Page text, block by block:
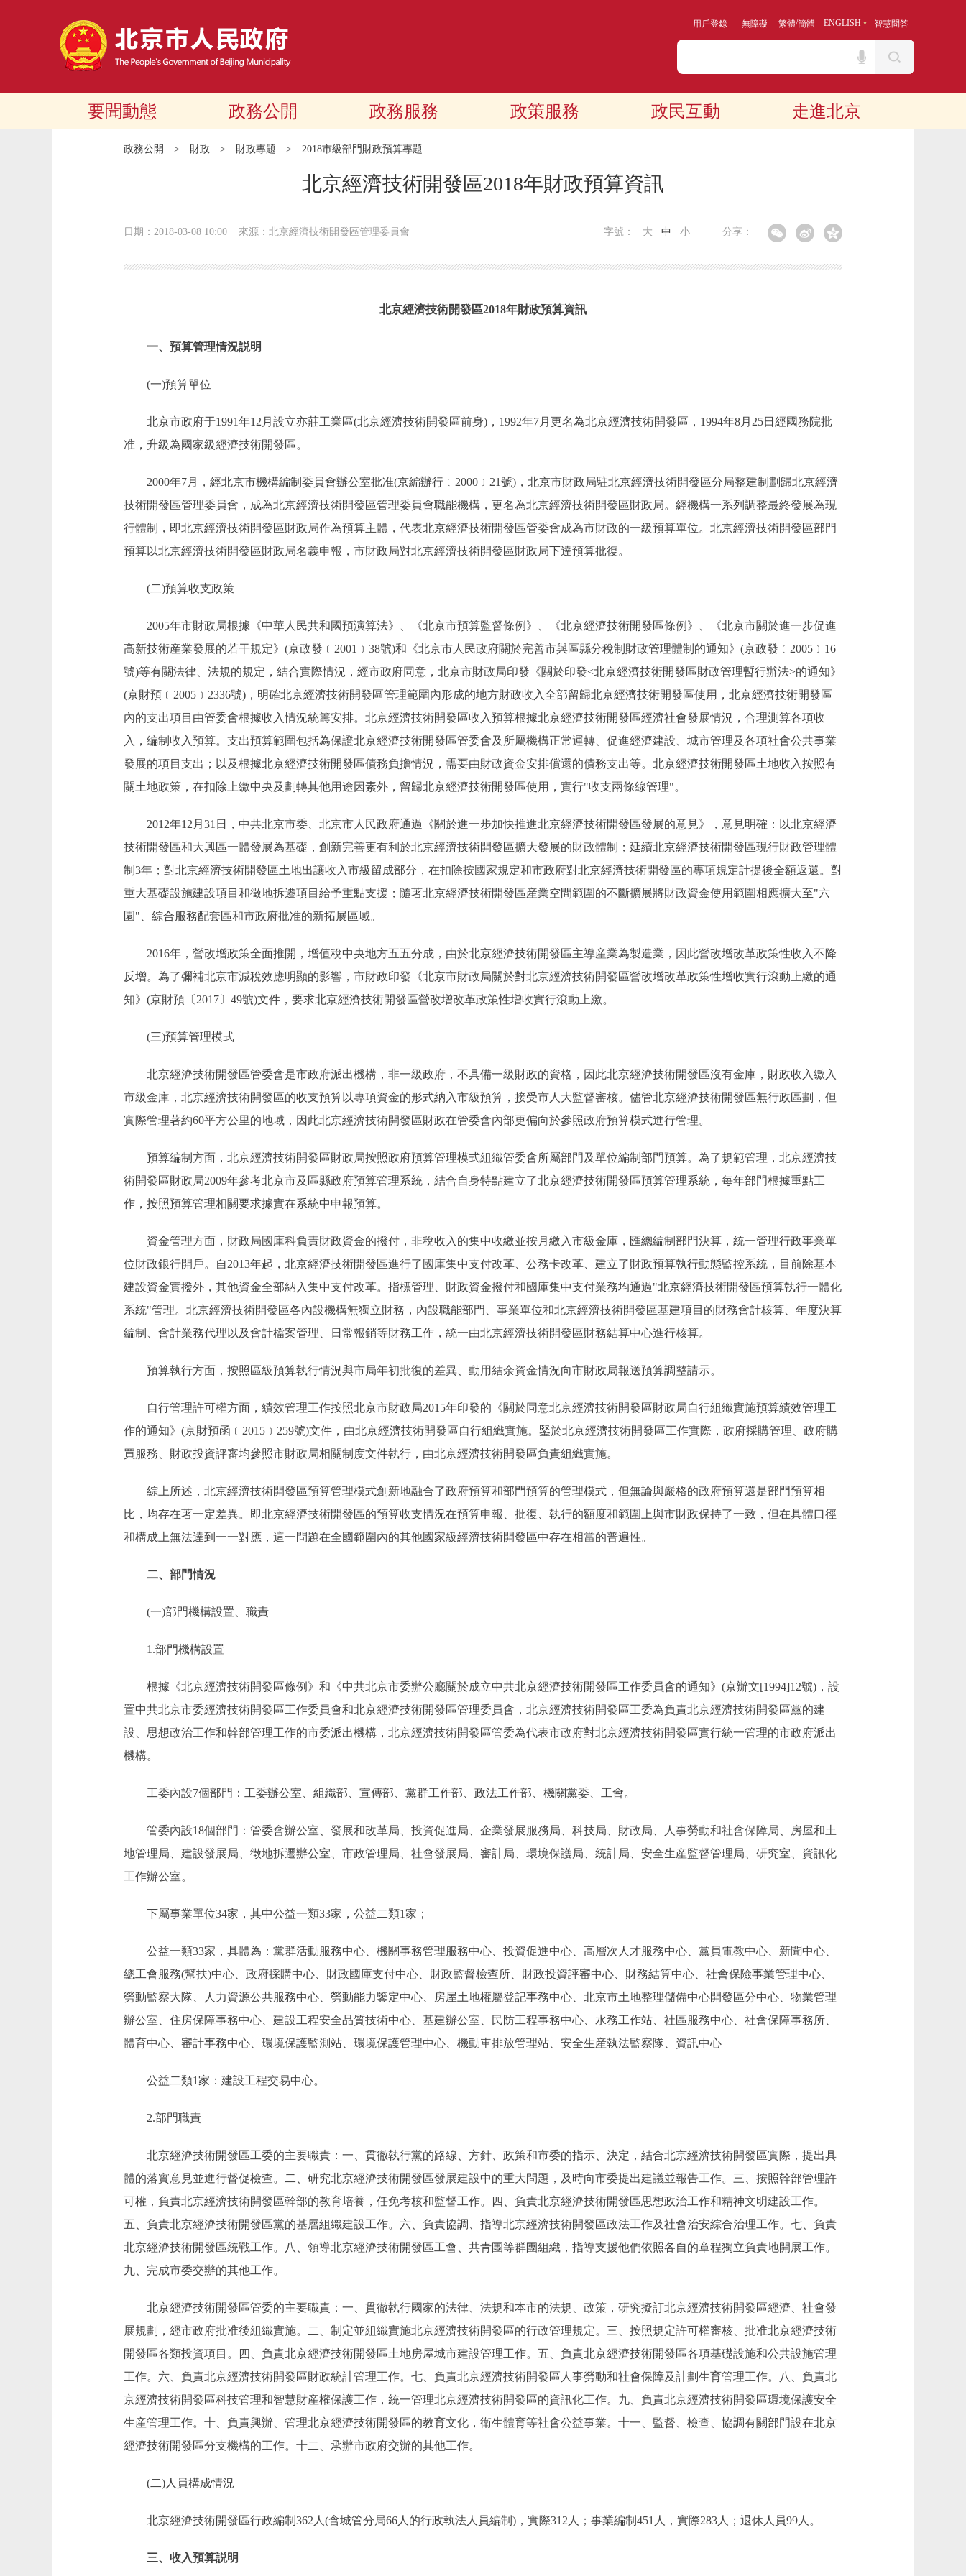
用戶登錄 無障礙 繁體/簡體 ENGLISH 智慧問答
要聞動態 政務公開 政務服務 政策服務 政民互動 走進北京
政務公開 > 財政 > 財政專題 > 2018市級部門財政預算專題
北京經濟技術開發區2018年財政預算資訊
日期：2018-03-08 10:00 來源：北京經濟技術開發區管理委員會 分享：
字號： 大 中 小
北京經濟技術開發區2018年財政預算資訊
一、預算管理情況説明
(一)預算單位
北京市政府于1991年12月設立亦莊工業區(北京經濟技術開發區前身)，1992年7月更名為北京經濟技術開發區，1994年8月25日經國務院批
准，升級為國家級經濟技術開發區。
2000年7月，經北京市機構編制委員會辦公室批准(京編辦行﹝2000﹞21號)，北京市財政局駐北京經濟技術開發區分局整建制劃歸北京經濟
技術開發區管理委員會，成為北京經濟技術開發區管理委員會職能機構，更名為北京經濟技術開發區財政局。經機構一系列調整最終發展為現
行體制，即北京經濟技術開發區財政局作為預算主體，代表北京經濟技術開發區管委會成為市財政的一級預算單位。北京經濟技術開發區部門
預算以北京經濟技術開發區財政局名義申報，市財政局對北京經濟技術開發區財政局下達預算批復。
(二)預算收支政策
2005年市財政局根據《中華人民共和國預演算法》、《北京市預算監督條例》、《北京經濟技術開發區條例》、《北京市關於進一步促進
高新技術産業發展的若干規定》(京政發﹝2001﹞38號)和《北京市人民政府關於完善市與區縣分稅制財政管理體制的通知》(京政發﹝2005﹞16
號)等有關法律、法規的規定，結合實際情況，經市政府同意，北京市財政局印發《關於印發<北京經濟技術開發區財政管理暫行辦法>的通知》
(京財預﹝2005﹞2336號)，明確北京經濟技術開發區管理範圍內形成的地方財政收入全部留歸北京經濟技術開發區使用，北京經濟技術開發區
內的支出項目由管委會根據收入情況統籌安排。北京經濟技術開發區收入預算根據北京經濟技術開發區經濟社會發展情況，合理測算各項收
入，編制收入預算。支出預算範圍包括為保證北京經濟技術開發區管委會及所屬機構正常運轉、促進經濟建設、城市管理及各項社會公共事業
發展的項目支出；以及根據北京經濟技術開發區債務負擔情況，需要由財政資金安排償還的債務支出等。北京經濟技術開發區土地收入按照有
關土地政策，在扣除上繳中央及劃轉其他用途因素外，留歸北京經濟技術開發區使用，實行"收支兩條線管理"。
2012年12月31日，中共北京市委、北京市人民政府通過《關於進一步加快推進北京經濟技術開發區發展的意見》，意見明確：以北京經濟
技術開發區和大興區一體發展為基礎，創新完善更有利於北京經濟技術開發區擴大發展的財政體制；延續北京經濟技術開發區現行財政管理體
制3年；對北京經濟技術開發區土地出讓收入市級留成部分，在扣除按國家規定和市政府對北京經濟技術開發區的專項規定計提後全額返還。對
重大基礎設施建設項目和徵地拆遷項目給予重點支援；隨著北京經濟技術開發區産業空間範圍的不斷擴展將財政資金使用範圍相應擴大至"六
園"、綜合服務配套區和市政府批准的新拓展區域。
2016年，營改增政策全面推開，增值稅中央地方五五分成，由於北京經濟技術開發區主導産業為製造業，因此營改增改革政策性收入不降
反增。為了彌補北京市減稅效應明顯的影響，市財政印發《北京市財政局關於對北京經濟技術開發區營改增改革政策性增收實行滾動上繳的通
知》(京財預〔2017〕49號)文件，要求北京經濟技術開發區營改增改革政策性增收實行滾動上繳。
(三)預算管理模式
北京經濟技術開發區管委會是市政府派出機構，非一級政府，不具備一級財政的資格，因此北京經濟技術開發區沒有金庫，財政收入繳入
市級金庫，北京經濟技術開發區的收支預算以專項資金的形式納入市級預算，接受市人大監督審核。儘管北京經濟技術開發區無行政區劃，但
實際管理著約60平方公里的地域，因此北京經濟技術開發區財政在管委會內部更偏向於參照政府預算模式進行管理。
預算編制方面，北京經濟技術開發區財政局按照政府預算管理模式組織管委會所屬部門及單位編制部門預算。為了規範管理，北京經濟技
術開發區財政局2009年參考北京市及區縣政府預算管理系統，結合自身特點建立了北京經濟技術開發區預算管理系統，每年部門根據重點工
作，按照預算管理相關要求據實在系統中申報預算。
資金管理方面，財政局國庫科負責財政資金的撥付，非稅收入的集中收繳並按月繳入市級金庫，匯總編制部門決算，統一管理行政事業單
位財政銀行開戶。自2013年起，北京經濟技術開發區進行了國庫集中支付改革、公務卡改革、建立了財政預算執行動態監控系統，目前除基本
建設資金實撥外，其他資金全部納入集中支付改革。指標管理、財政資金撥付和國庫集中支付業務均通過"北京經濟技術開發區預算執行一體化
系統"管理。北京經濟技術開發區各內設機構無獨立財務，內設職能部門、事業單位和北京經濟技術開發區基建項目的財務會計核算、年度決算
編制、會計業務代理以及會計檔案管理、日常報銷等財務工作，統一由北京經濟技術開發區財務結算中心進行核算。
預算執行方面，按照區級預算執行情況與市局年初批復的差異、動用結余資金情況向市財政局報送預算調整請示。
自行管理許可權方面，績效管理工作按照北京市財政局2015年印發的《關於同意北京經濟技術開發區財政局自行組織實施預算績效管理工
作的通知》(京財預函﹝2015﹞259號)文件，由北京經濟技術開發區自行組織實施。鋻於北京經濟技術開發區工作實際，政府採購管理、政府購
買服務、財政投資評審均參照市財政局相關制度文件執行，由北京經濟技術開發區負責組織實施。
綜上所述，北京經濟技術開發區預算管理模式創新地融合了政府預算和部門預算的管理模式，但無論與嚴格的政府預算還是部門預算相
比，均存在著一定差異。即北京經濟技術開發區的預算收支情況在預算申報、批復、執行的額度和範圍上與市財政保持了一致，但在具體口徑
和構成上無法達到一一對應，這一問題在全國範圍內的其他國家級經濟技術開發區中存在相當的普遍性。
二、部門情況
(一)部門機構設置、職責
1.部門機構設置
根據《北京經濟技術開發區條例》和《中共北京市委辦公廳關於成立中共北京經濟技術開發區工作委員會的通知》(京辦文[1994]12號)，設
置中共北京市委經濟技術開發區工作委員會和北京經濟技術開發區管理委員會，北京經濟技術開發區工委為負責北京經濟技術開發區黨的建
設、思想政治工作和幹部管理工作的市委派出機構，北京經濟技術開發區管委為代表市政府對北京經濟技術開發區實行統一管理的市政府派出
機構。
工委內設7個部門：工委辦公室、組織部、宣傳部、黨群工作部、政法工作部、機關黨委、工會。
管委內設18個部門：管委會辦公室、發展和改革局、投資促進局、企業發展服務局、科技局、財政局、人事勞動和社會保障局、房屋和土
地管理局、建設發展局、徵地拆遷辦公室、市政管理局、社會發展局、審計局、環境保護局、統計局、安全生産監督管理局、研究室、資訊化
工作辦公室。
下屬事業單位34家，其中公益一類33家，公益二類1家；
公益一類33家，具體為：黨群活動服務中心、機關事務管理服務中心、投資促進中心、高層次人才服務中心、黨員電教中心、新聞中心、
總工會服務(幫扶)中心、政府採購中心、財政國庫支付中心、財政監督檢查所、財政投資評審中心、財務結算中心、社會保險事業管理中心、
勞動監察大隊、人力資源公共服務中心、勞動能力鑒定中心、房屋土地權屬登記事務中心、北京市土地整理儲備中心開發區分中心、物業管理
辦公室、住房保障事務中心、建設工程安全品質技術中心、基建辦公室、民防工程事務中心、水務工作站、社區服務中心、社會保障事務所、
體育中心、審計事務中心、環境保護監測站、環境保護管理中心、機動車排放管理站、安全生産執法監察隊、資訊中心
公益二類1家：建設工程交易中心。
2.部門職責
北京經濟技術開發區工委的主要職責：一、貫徹執行黨的路線、方針、政策和市委的指示、決定，結合北京經濟技術開發區實際，提出具
體的落實意見並進行督促檢查。二、研究北京經濟技術開發區發展建設中的重大問題，及時向市委提出建議並報告工作。三、按照幹部管理許
可權，負責北京經濟技術開發區幹部的教育培養，任免考核和監督工作。四、負責北京經濟技術開發區思想政治工作和精神文明建設工作。
五、負責北京經濟技術開發區黨的基層組織建設工作。六、負責協調、指導北京經濟技術開發區政法工作及社會治安綜合治理工作。七、負責
北京經濟技術開發區統戰工作。八、領導北京經濟技術開發區工會、共青團等群團組織，指導支援他們依照各自的章程獨立負責地開展工作。
九、完成市委交辦的其他工作。
北京經濟技術開發區管委的主要職責：一、貫徹執行國家的法律、法規和本市的法規、政策，研究擬訂北京經濟技術開發區經濟、社會發
展規劃，經市政府批准後組織實施。二、制定並組織實施北京經濟技術開發區的行政管理規定。三、按照規定許可權審核、批准北京經濟技術
開發區各類投資項目。四、負責北京經濟技術開發區土地房屋城市建設管理工作。五、負責北京經濟技術開發區各項基礎設施和公共設施管理
工作。六、負責北京經濟技術開發區財政統計管理工作。七、負責北京經濟技術開發區人事勞動和社會保障及計劃生育管理工作。八、負責北
京經濟技術開發區科技管理和智慧財産權保護工作，統一管理北京經濟技術開發區的資訊化工作。九、負責北京經濟技術開發區環境保護安全
生産管理工作。十、負責興辦、管理北京經濟技術開發區的教育文化，衛生體育等社會公益事業。十一、監督、檢查、協調有關部門設在北京
經濟技術開發區分支機構的工作。十二、承辦市政府交辦的其他工作。
(二)人員構成情況
北京經濟技術開發區行政編制362人(含城管分局66人的行政執法人員編制)，實際312人；事業編制451人，實際283人；退休人員99人。
三、收入預算説明